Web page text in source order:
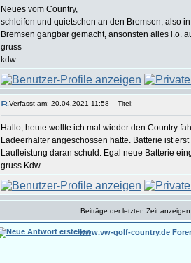
Neues vom Country,
schleifen und quietschen an den Bremsen, also
Bremsen gangbar gemacht, ansonsten alles i.o.
gruss
kdw
Verfasst am: 20.04.2021 11:58 Titel:
Hallo, heute wollte ich mal wieder den Country
Ladeerhalter angeschossen hatte. Batterie ist
Laufleistung daran schuld. Egal neue Batterie
gruss Kdw
Beiträge der letzten Zeit
www.vw-golf-country.de